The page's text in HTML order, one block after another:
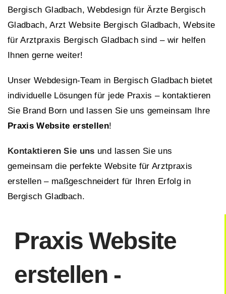
Bergisch Gladbach, Webdesign für Ärzte Bergisch
Gladbach, Arzt Website Bergisch Gladbach, Website
für Arztpraxis Bergisch Gladbach sind – wir helfen
Ihnen gerne weiter!
Unser Webdesign-Team in Bergisch Gladbach bietet
individuelle Lösungen für jede Praxis – kontaktieren
Sie Brand Born und lassen Sie uns gemeinsam Ihre
Praxis Website erstellen!
Kontaktieren Sie uns und lassen Sie uns
gemeinsam die perfekte Website für Arztpraxis
erstellen – maßgeschneidert für Ihren Erfolg in
Bergisch Gladbach.
Praxis Website
erstellen -